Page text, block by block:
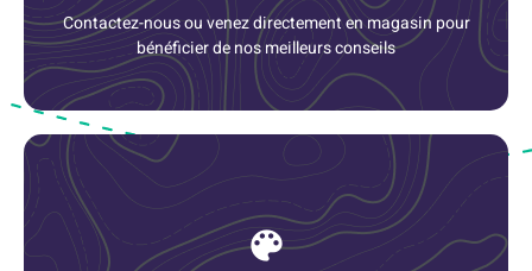
Contactez-nous ou venez directement en magasin pour
bénéficier de nos meilleurs conseils